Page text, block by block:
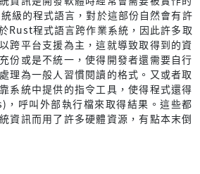
級的程式語言，對於這部份自然會有許
Rust程式語言跨作業系統，因此許多取
跨平台支援為主，這就導致取得到的資
份或是不統一，使得開發者還需要自行
理為一般人習慣閱讀的格式。又或者取
系統中提供的指令工具，使得程式還得
呼叫外部執行檔來取得結果。這些都
資訊而用了許多硬體資源，有點本末倒